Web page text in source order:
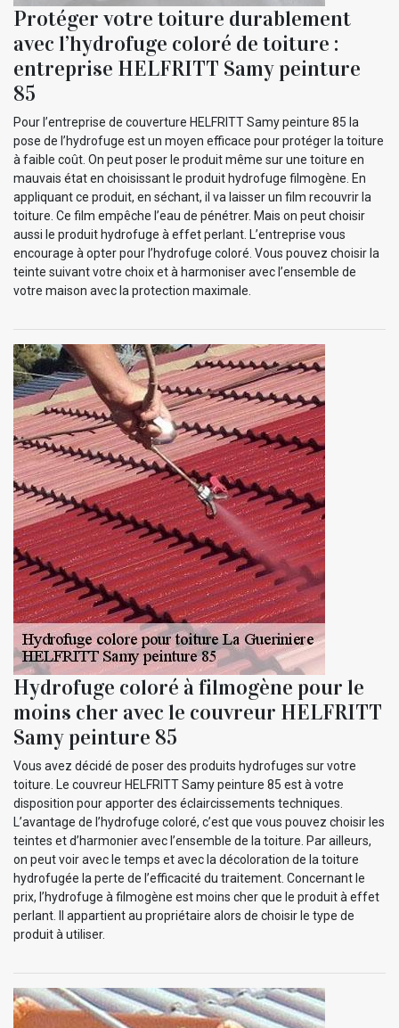
Protéger votre toiture durablement
avec l’hydrofuge coloré de toiture :
entreprise HELFRITT Samy peinture
85
Pour l’entreprise de couverture HELFRITT Samy peinture 85 la
pose de l’hydrofuge est un moyen efficace pour protéger la toiture
à faible coût. On peut poser le produit même sur une toiture en
mauvais état en choisissant le produit hydrofuge filmogène. En
appliquant ce produit, en séchant, il va laisser un film recouvrir la
toiture. Ce film empêche l’eau de pénétrer. Mais on peut choisir
aussi le produit hydrofuge à effet perlant. L’entreprise vous
encourage à opter pour l’hydrofuge coloré. Vous pouvez choisir la
teinte suivant votre choix et à harmoniser avec l’ensemble de
votre maison avec la protection maximale.
Hydrofuge coloré à filmogène pour le
moins cher avec le couvreur HELFRITT
Samy peinture 85
Vous avez décidé de poser des produits hydrofuges sur votre
toiture. Le couvreur HELFRITT Samy peinture 85 est à votre
disposition pour apporter des éclaircissements techniques.
L’avantage de l’hydrofuge coloré, c’est que vous pouvez choisir les
teintes et d’harmonier avec l’ensemble de la toiture. Par ailleurs,
on peut voir avec le temps et avec la décoloration de la toiture
hydrofugée la perte de l’efficacité du traitement. Concernant le
prix, l’hydrofuge à filmogène est moins cher que le produit à effet
perlant. Il appartient au propriétaire alors de choisir le type de
produit à utiliser.